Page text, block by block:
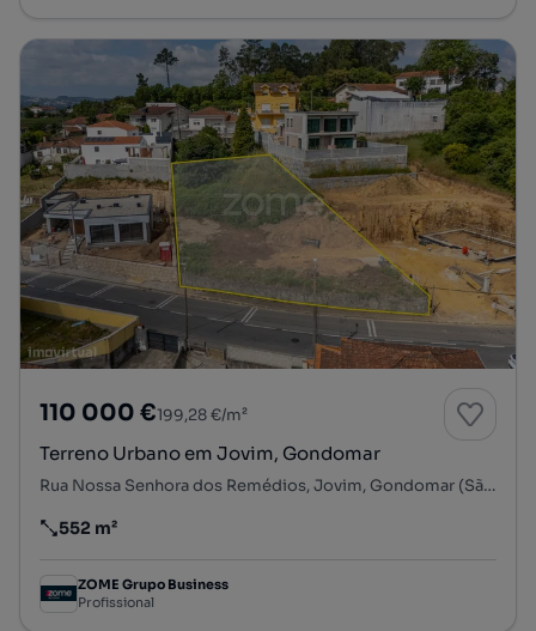
110 000 €199,28 €/m²
Terreno Urbano em Jovim, Gondomar
Rua Nossa Senhora dos Remédios, Jovim, Gondomar (São Cosme), Valbom e Jovim, Gondomar, Porto
Preço por metro quadrado
552 m²
ZOME Grupo Business
Profissional